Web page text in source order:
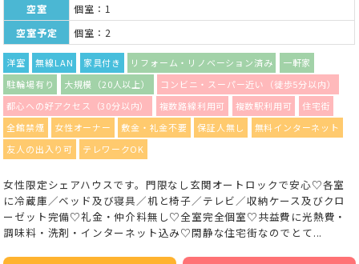
空室
個室：1
空室予定
個室：2
洋室 無線LAN 家具付き リフォーム・リノベーション済み
一軒家
駐輪場有り
大規模（20人以上）
コンビニ・スーパー近い（徒歩5分以内）
都心への好アクセス（30分以内）
複数路線利用可 複数駅利用可
住宅街
全館禁煙
女性オーナー 敷金・礼金不要 保証人無し
無料インターネット
友人の出入り可
テレワークOK
女性限定シェアハウスです。門限なし玄関オートロックで安心♡各室
に冷蔵庫／ベッド及び寝具／机と椅子／テレビ／収納ケース及びクロ
ーゼット完備♡礼金・仲介料無し♡全室完全個室♡共益費に光熱費・
調味料・洗剤・インターネット込み♡閑静な住宅街なのでとて...